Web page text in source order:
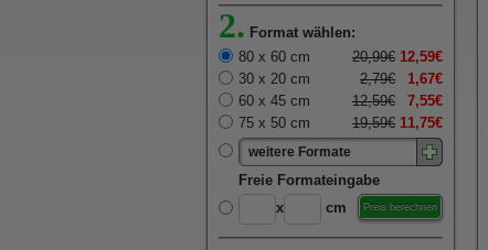
2. Format wählen:
80 x 60 cm
20,99€ 12,59€
30 x 20 cm
2,79€
1,67€
60 x 45 cm
12,59€
7,55€
75 x 50 cm
19,59€ 11,75€
weitere Formate
Freie Formateingabe
x
cm Preis berechnen